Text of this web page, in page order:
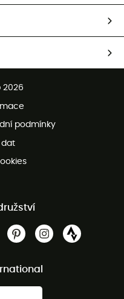
2026
podmínky
dat